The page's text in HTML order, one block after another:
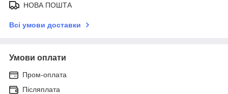
НОВА ПОШТА
Всі умови доставки
Умови оплати
Пром-оплата
Післяплата